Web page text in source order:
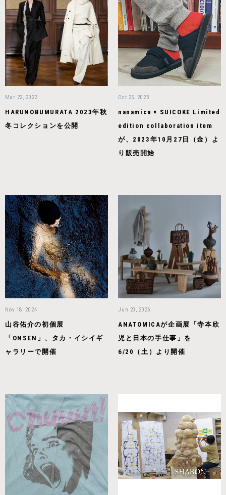
Mar 22, 2023
HARUNOBUMURATA 2023年秋
冬コレクションを公開
Oct 25, 2023
nanamica × SUICOKE Limited
edition collaboration item
が、2023年10月27日（金）よ
り販売開始
Nov 18, 2024
山谷佑介の初個展
「ONSEN」、タカ・イシイギ
ャラリーで開催
Jun 20, 2026
ANATOMICAが企画展「寺本欣
児と日本の手仕事」を
6/20（土）より開催